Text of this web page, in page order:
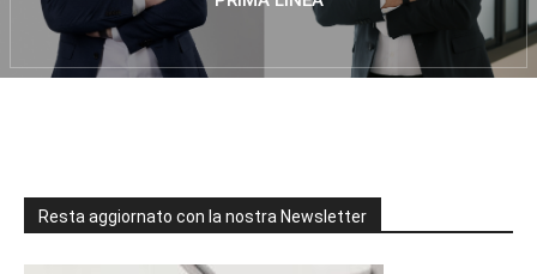
Resta aggiornato con la nostra Newsletter